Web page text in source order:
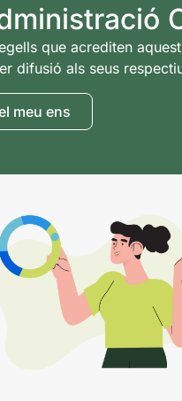
que acrediten
difusió als seus
meu ens